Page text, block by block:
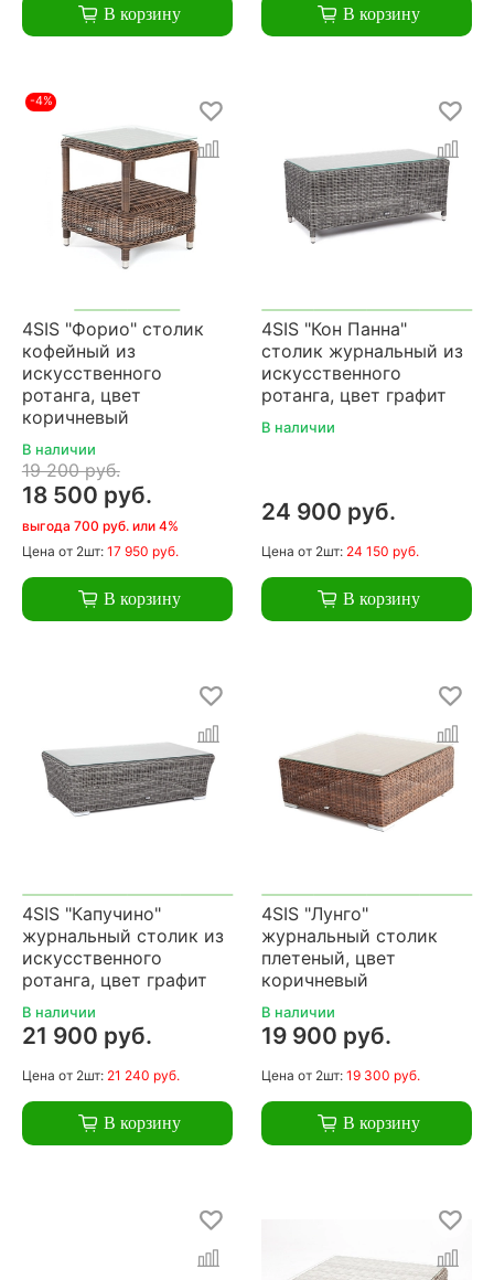
В корзину В корзину
-4%
4SIS "Форио" столик
кофейный из
искусственного
ротанга, цвет
коричневый
В наличии
19 200 руб.
18 500 руб.
выгода 700 руб. или 4%
Цена от 2шт: 17 950 руб.
В корзину
4SIS "Кон Панна"
столик журнальный из
искусственного
ротанга, цвет графит
В наличии
24 900 руб.
Цена от 2шт: 24 150 руб.
В корзину
4SIS "Капучино"
журнальный столик из
искусственного
ротанга, цвет графит
В наличии
21 900 руб.
Цена от 2шт: 21 240 руб.
В корзину
4SIS "Лунго"
журнальный столик
плетеный, цвет
коричневый
В наличии
19 900 руб.
Цена от 2шт: 19 300 руб.
В корзину